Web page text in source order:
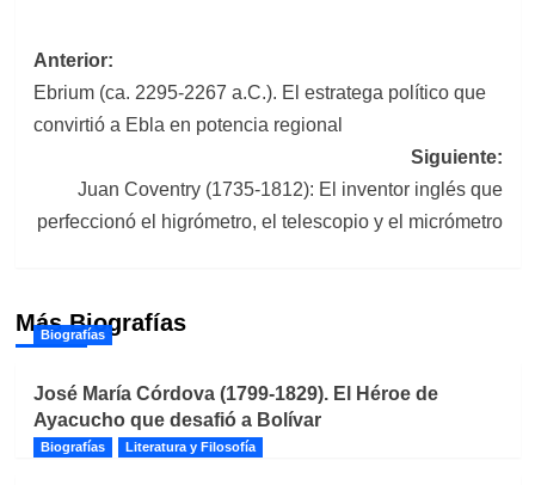
Navegación
de
Anterior:
Ebrium (ca. 2295-2267 a.C.). El estratega político que
convirtió a Ebla en potencia regional
Siguiente:
Juan Coventry (1735-1812): El inventor inglés que
perfeccionó el higrómetro, el telescopio y el micrómetro
Más Biografías
Biografías
José María Córdova (1799-1829). El Héroe de
Ayacucho que desafió a Bolívar
Biografías Literatura y Filosofía